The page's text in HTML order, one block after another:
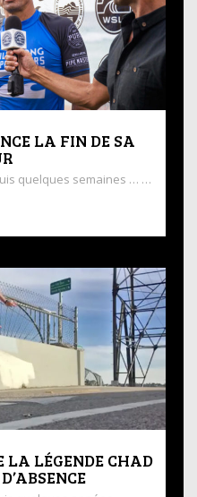
LA FIN DE SA
quelques semaines … …
LA LÉGENDE CHAD